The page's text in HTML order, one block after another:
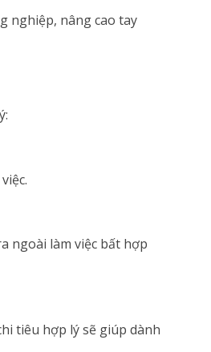
nghiệp, nâng cao tay
ngoài làm việc bất hợp
tiêu hợp lý sẽ giúp dành